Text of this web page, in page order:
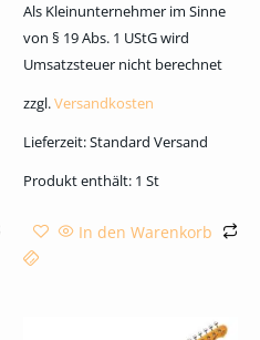
Als Kleinunternehmer im Sinne
von § 19 Abs. 1 UStG wird
Umsatzsteuer nicht berechnet
zzgl.Versandkosten
Lieferzeit:Standard Versand
Produkt enthält: 1 St
In den Warenkorb